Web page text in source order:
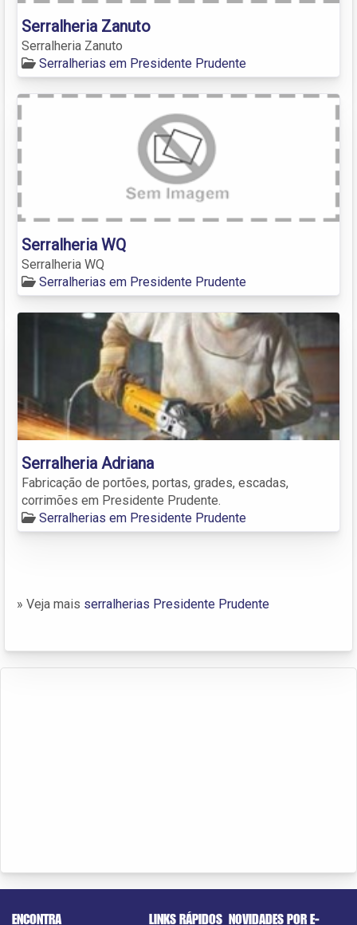
Serralheria Zanuto
Serralheria Zanuto
Serralherias em Presidente Prudente
Serralheria WQ
Serralheria WQ
Serralherias em Presidente Prudente
Serralheria Adriana
Fabricação de portões, portas, grades, escadas,
corrimões em Presidente Prudente.
Serralherias em Presidente Prudente
» Veja mais serralherias Presidente Prudente
ENCONTRA
LINKS RÁPIDOS NOVIDADES POR E-